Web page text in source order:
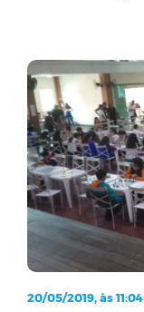
20/05/2019, às 11:04